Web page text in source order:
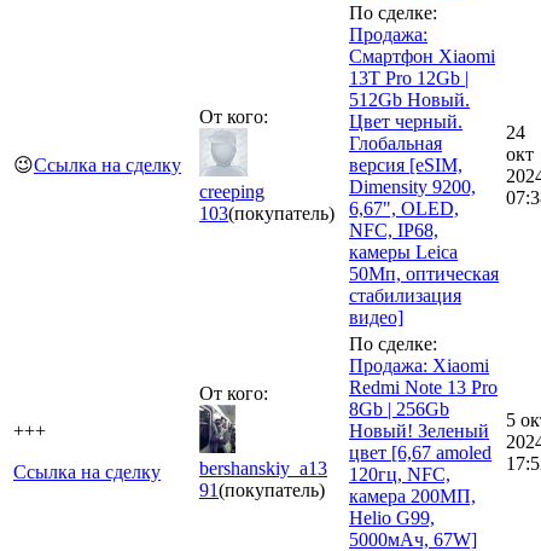
😉Ссылка на сделку
От кого:
creeping
103(покупатель)
По сделке:
Продажа:
Смартфон Xiaomi
13T Pro 12Gb |
512Gb Новый.
Цвет черный.
Глобальная
версия [eSIM,
Dimensity 9200,
6,67", OLED,
NFC, IP68,
камеры Leica
50Мп, оптическая
стабилизация
видео]
24
окт
+++
Ссылка на сделку
От кого:
bershanskiy_a13
91(покупатель)
По сделке:
Продажа: Xiaomi
Redmi Note 13 Pro
8Gb | 256Gb
Новый! Зеленый
цвет [6,67 amoled
120гц, NFC,
камера 200МП,
Helio G99,
5000мАч, 67W]
5